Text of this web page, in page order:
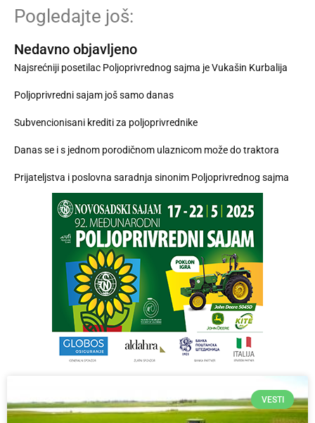
Pogledajte još:
Nedavno objavljeno
Najsrećniji posetilac Poljoprivrednog sajma je Vukašin Kurbalija
Poljoprivredni sajam još samo danas
Subvencionisani krediti za poljoprivrednike
Danas se i s jednom porodičnom ulaznicom može do traktora
Prijateljstva i poslovna saradnja sinonim Poljoprivrednog sajma
VESTI